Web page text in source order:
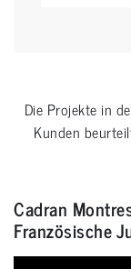
Die Projekte in
Kunden
Cadran
Französische